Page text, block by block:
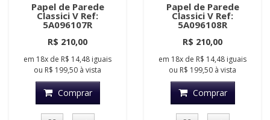
Papel de Parede
Classici V Ref:
5A096107R
R$ 210,00
em 18x de R$ 14,48 iguais
ou R$ 199,50 à vista
Comprar
Papel de Parede
Classici V Ref:
5A096108R
R$ 210,00
em 18x de R$ 14,48 iguais
ou R$ 199,50 à vista
Comprar